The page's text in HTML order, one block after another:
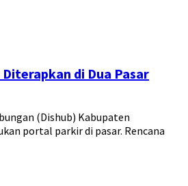
di Dua Pasar
(Dishub) Kabupaten
portal parkir di pasar. Rencana